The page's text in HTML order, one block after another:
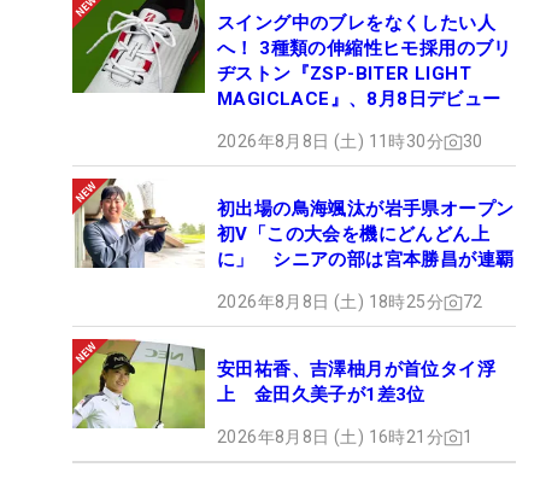
スイング中のブレをなくしたい人
へ！ 3種類の伸縮性ヒモ採用のブリ
ヂストン『ZSP-BITER LIGHT
MAGICLACE』、8月8日デビュー
2026年8月8日 (土) 11時30分 30
初出場の鳥海颯汰が岩手県オープン
初V「この大会を機にどんどん上
に」 シニアの部は宮本勝昌が連覇
2026年8月8日 (土) 18時25分 72
安田祐香、吉澤柚月が首位タイ浮
上 金田久美子が1差3位
2026年8月8日 (土) 16時21分 1